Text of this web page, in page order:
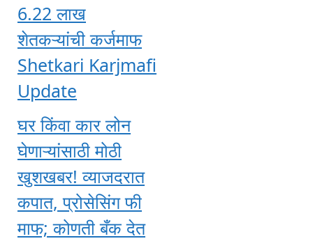
6.22 लाख
शेतकऱ्यांची कर्जमाफ
Shetkari Karjmafi
Update
घर किंवा कार लोन
घेणाऱ्यांसाठी मोठी
खुशखबर! व्याजदरात
कपात, प्रोसेसिंग फी
माफ; कोणती बँक देत